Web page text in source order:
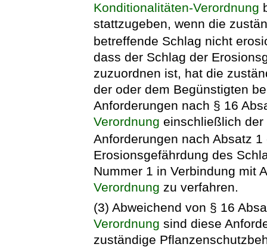
Konditionalitäten-Verordnung
stattzugeben, wenn die
betreffende Schlag nicht
dass der Schlag der
zuzuordnen ist, hat die
der oder dem Begünstigten
Anforderungen nach § 16
Verordnung einschließlich
Anforderungen nach Absatz
Erosionsgefährdung des
Nummer 1 in Verbindung mit
Verordnung zu verfahren.
(3) Abweichend von § 16
Verordnung sind diese
zuständige